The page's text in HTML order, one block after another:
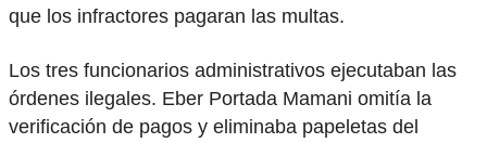
que los infractores pagaran las multas.
Los tres funcionarios administrativos ejecutaban las
órdenes ilegales. Eber Portada Mamani omitía la
verificación de pagos y eliminaba papeletas del